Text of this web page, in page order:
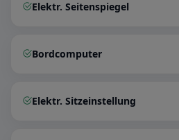
Elektr. Seitenspiegel
Bordcomputer
Elektr. Sitzeinstellung